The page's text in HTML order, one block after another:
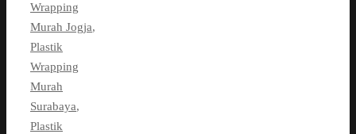
Wrapping
Murah Jogja,
Plastik
Wrapping
Murah
Surabaya,
Plastik